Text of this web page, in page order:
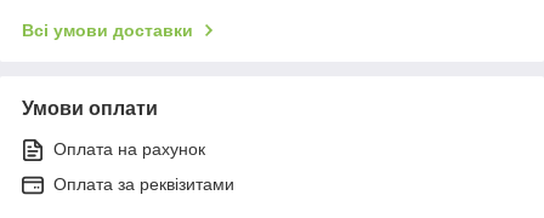
Всі умови доставки
Умови оплати
Оплата на рахунок
Оплата за реквізитами